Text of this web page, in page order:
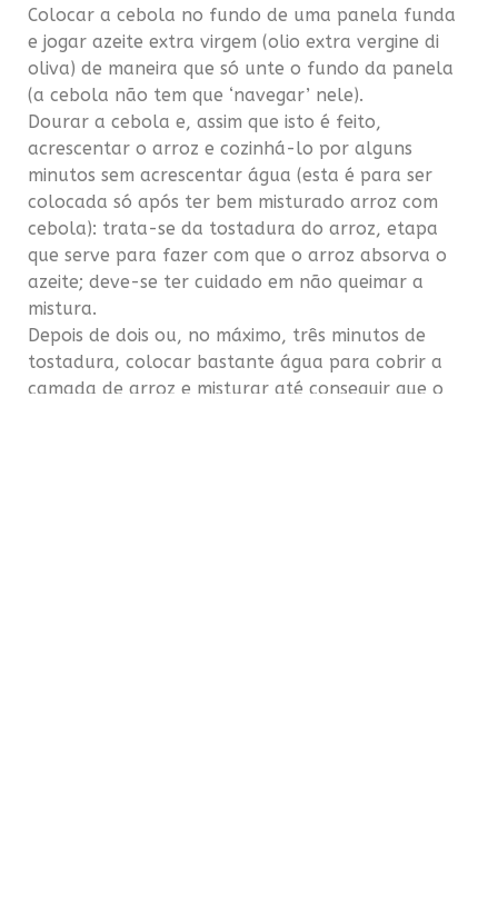
Colocar a cebola no fundo de uma panela funda
e jogar azeite extra virgem (olio extra vergine di
oliva) de maneira que só unte o fundo da panela
(a cebola não tem que ‘navegar’ nele).
Dourar a cebola e, assim que isto é feito,
acrescentar o arroz e cozinhá-lo por alguns
minutos sem acrescentar água (esta é para ser
colocada só após ter bem misturado arroz com
cebola): trata-se da tostadura do arroz, etapa
que serve para fazer com que o arroz absorva o
azeite; deve-se ter cuidado em não queimar a
mistura.
Depois de dois ou, no máximo, três minutos de
tostadura, colocar bastante água para cobrir a
camada de arroz e misturar até conseguir que o